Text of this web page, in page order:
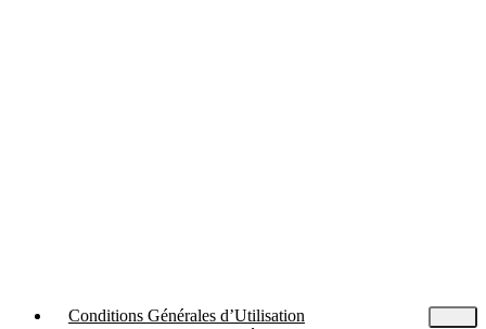
Conditions Générales d’Utilisation